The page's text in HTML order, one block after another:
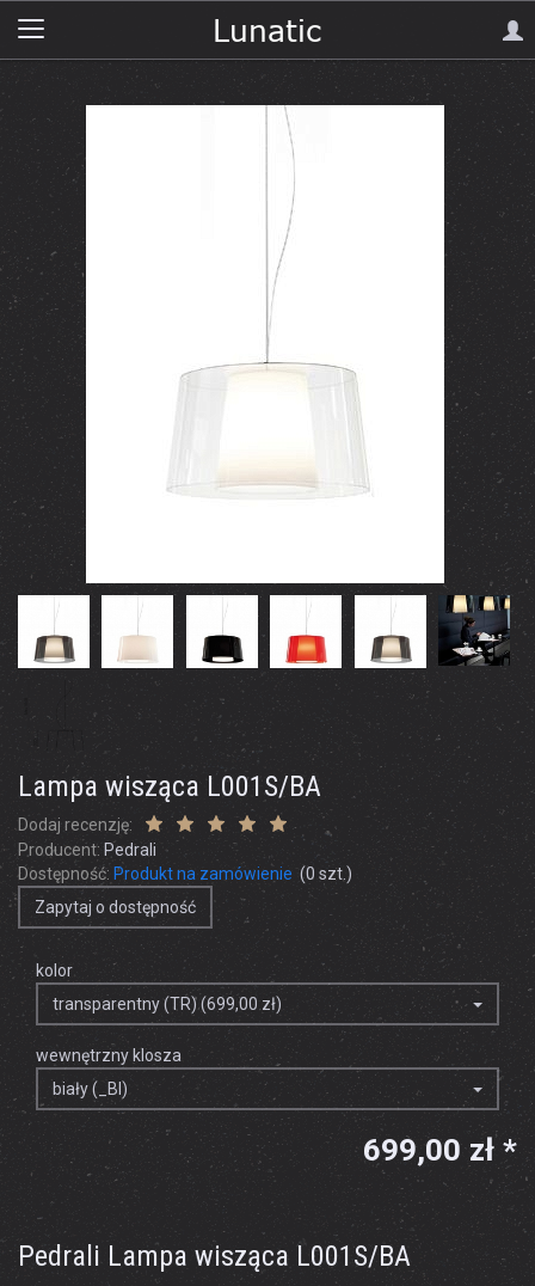
Lampa wisząca L001S/BA
Dodaj recenzję:
Producent: Pedrali
Dostępność: Produkt na zamówienie (0 szt.)
Zapytaj o dostępność
kolor
transparentny (TR) (699,00 zł)
wewnętrzny klosza
biały (_BI)
699,00 zł *
Pedrali Lampa wisząca L001S/BA